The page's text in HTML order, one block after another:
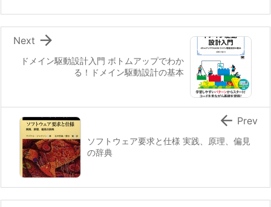
ドメイン駆動設計入門 ボトムアップでわか
る！ドメイン駆動設計の基本

Next
ソフトウェア要求と仕様 実践、原理、偏見
の辞典
 Prev